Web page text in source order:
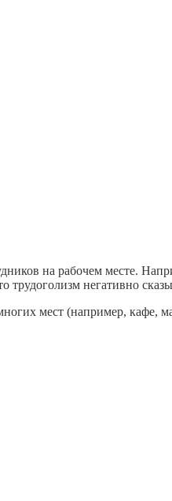
на рабочем месте.
негативно
мест (например, кафе,